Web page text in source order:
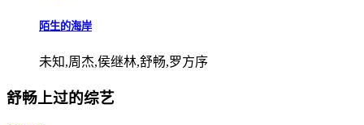
陌生的海岸
未知,周杰,侯继林,舒畅,罗方序
舒畅上过的综艺